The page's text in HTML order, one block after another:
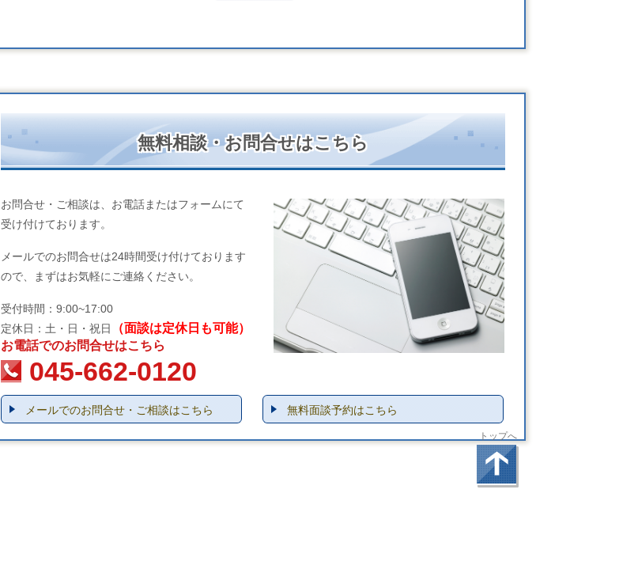
無料相談・お問合せはこちら
お問合せ・ご相談は、お電話またはフォームにて
受け付けております。
メールでのお問合せは24時間受け付けております
ので、まずはお気軽にご連絡ください。
受付時間：9:00~17:00
定休日：土・日・祝日
（面談は定休日も可能）
お電話でのお問合せはこちら
045-662-0120
メールでのお問合せ・ご相談はこちら 無料面談予約はこちら
トップへ